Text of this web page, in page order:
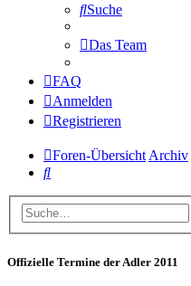
Suche
Das Team
FAQ
Anmelden
Registrieren
Foren-Übersicht Archiv
Suche
Offizielle Termine der Adler 2011